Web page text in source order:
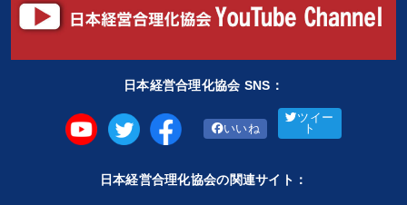
日本経営合理化協会 SNS：
いいね
ツイー
ト
日本経営合理化協会の関連サイト：